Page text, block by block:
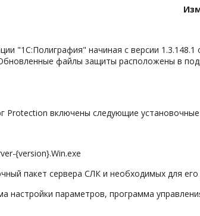
"1С:Полиграфия" начиная с версии
файлы защиты расположены в
Protection включены следующие
{version}.Win.exe
пакет сервера СЛК и необходимых для
настройки параметров, программа